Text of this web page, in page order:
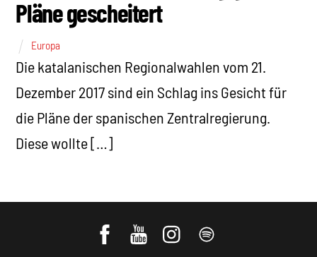
Pläne gescheitert
Europa
Die katalanischen Regionalwahlen vom 21.
Dezember 2017 sind ein Schlag ins Gesicht für
die Pläne der spanischen Zentralregierung.
Diese wollte […]